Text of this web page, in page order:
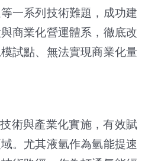
一系列技術難題，成功建
商業化營運體系，徹底改
試點、無法實現商業化量
術與產業化實施，有效賦
。尤其液氫作為氫能提速